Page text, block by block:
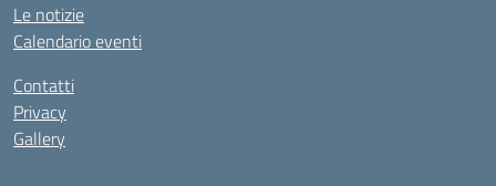
Le notizie
Calendario eventi
Contatti
Privacy
Gallery